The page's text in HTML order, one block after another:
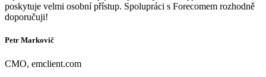
poskytuje velmi osobní přístup. Spolupráci s Forecomem rozhodně
doporučuji!
Petr Markovič
CMO, emclient.com